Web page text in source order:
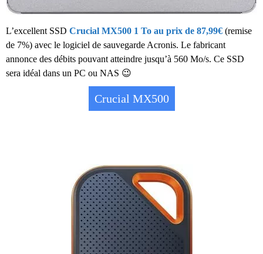
L’excellent SSD Crucial MX500 1 To au prix de 87,99€ (remise
de 7%) avec le logiciel de sauvegarde Acronis. Le fabricant
annonce des débits pouvant atteindre jusqu’à 560 Mo/s. Ce SSD
sera idéal dans un PC ou NAS 😉
Crucial MX500